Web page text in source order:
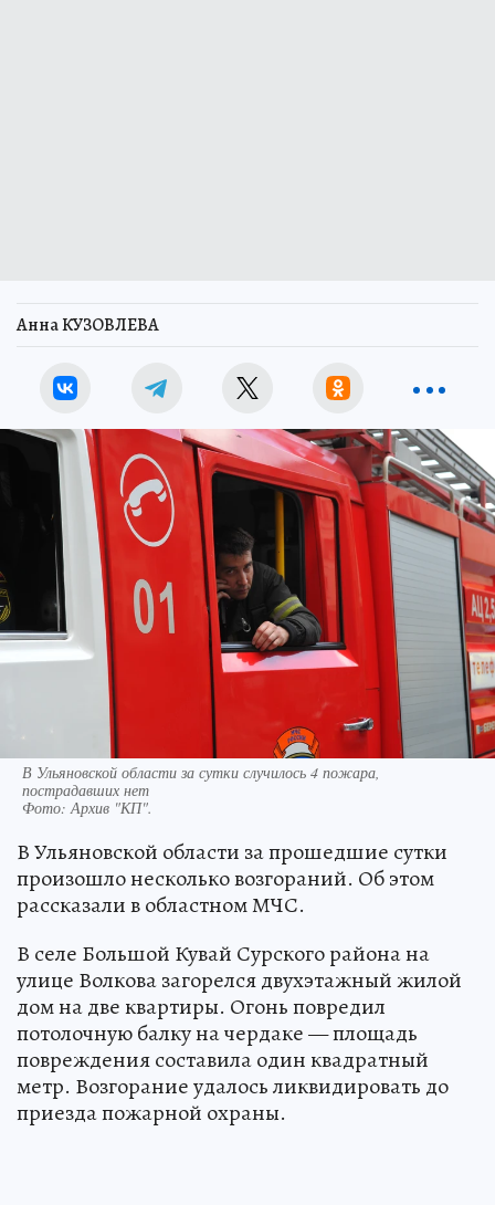
Анна КУЗОВЛЕВА
В Ульяновской области за сутки случилось 4 пожара,
пострадавших нет
Фото:Архив "КП".
В Ульяновской области за прошедшие сутки
произошло несколько возгораний. Об этом
рассказали в областном МЧС.
В селе Большой Кувай Сурского района на
улице Волкова загорелся двухэтажный жилой
дом на две квартиры. Огонь повредил
потолочную балку на чердаке — площадь
повреждения составила один квадратный
метр. Возгорание удалось ликвидировать до
приезда пожарной охраны.